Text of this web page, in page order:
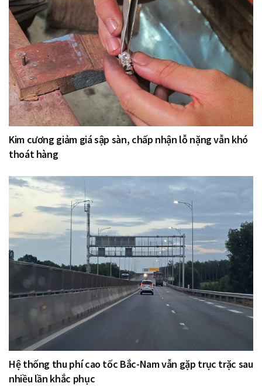
Kim cương giảm giá sập sàn, chấp nhận lỗ nặng vẫn khó
thoát hàng
Hệ thống thu phí cao tốc Bắc-Nam vẫn gặp trục trặc sau
nhiều lần khắc phục